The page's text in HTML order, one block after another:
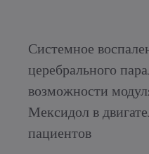
Системное
церебрального
возможности
Мексидол в
пациентов